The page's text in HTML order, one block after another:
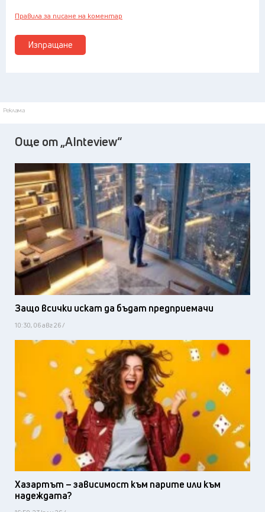
Изпращане
Правила за писане на коментар
Реклама
Още от „AInteview“
Защо всички искат да бъдат предприемачи
10:30, 06 авг 26 /
Хазартът – зависимост към парите или към
надеждата?